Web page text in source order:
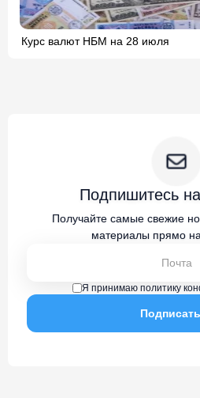
Курс валют НБМ на 28 июля
Подпишитесь
Получайте самые свежие
материалы прямо
Я принимаю политику